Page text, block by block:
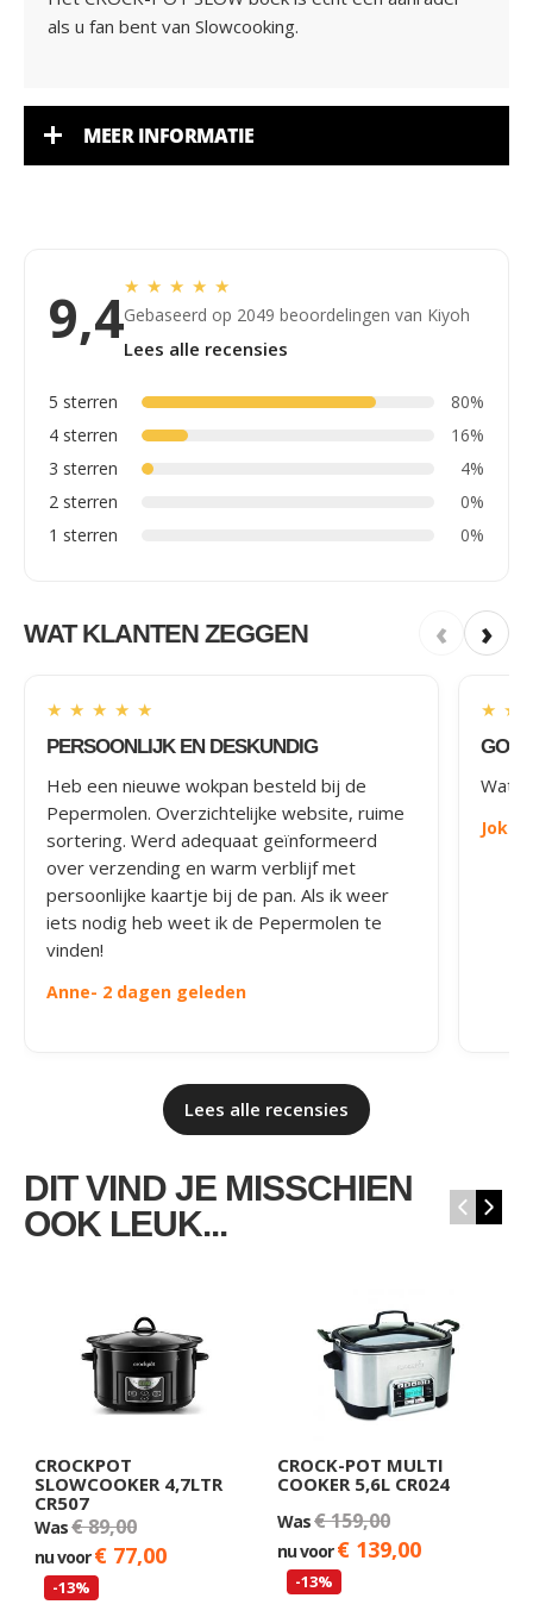
als u fan bent van Slowcooking.
MEER INFORMATIE
9,4★ ★ ★ ★ ★
Gebaseerd op 2049 beoordelingen van Kiyoh
Lees alle recensies
5 sterren
80%
4 sterren
16%
3 sterren
4%
2 sterren
0%
1 sterren
0%
WAT KLANTEN ZEGGEN ‹ ›
★ ★ ★ ★ ★
PERSOONLIJK EN DESKUNDIG
Heb een nieuwe wokpan besteld bij de
Pepermolen. Overzichtelijke website, ruime
sortering. Werd adequaat geïnformeerd
over verzending en warm verblijf met
persoonlijke kaartje bij de pan. Als ik weer
iets nodig heb weet ik de Pepermolen te
vinden!
Anne- 2 dagen geleden
★ ★
Wat
Joke
Lees alle recensies
DIT VIND JE MISSCHIEN
OOK LEUK...
‹ ›
CROCKPOT
SLOWCOOKER 4,7LTR
CR507
Was€ 89,00
nu voor€ 77,00
-13%
CROCK-POT MULTI
COOKER 5,6L CR024
Was€ 159,00
nu voor€ 139,00
-13%